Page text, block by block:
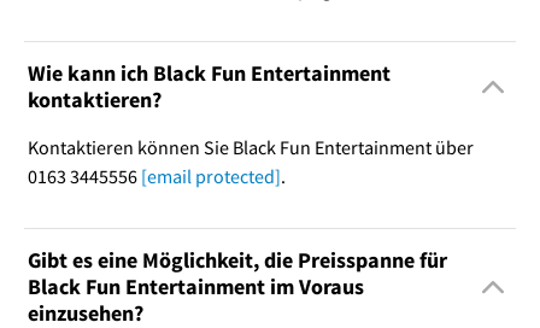
Wie kann ich Black Fun Entertainment
kontaktieren?
Kontaktieren können Sie Black Fun Entertainment über
0163 3445556 [email protected].
Gibt es eine Möglichkeit, die Preisspanne für
Black Fun Entertainment im Voraus
einzusehen?